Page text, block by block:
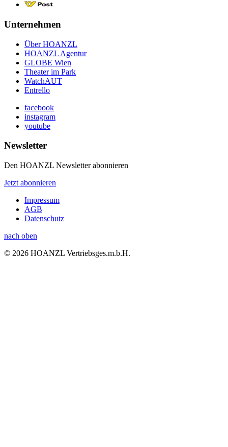
Unternehmen
Über HOANZL
HOANZL Agentur
GLOBE Wien
Theater im Park
WatchAUT
Entrello
facebook
instagram
youtube
Newsletter
Den HOANZL Newsletter abonnieren
Jetzt abonnieren
Impressum
AGB
Datenschutz
nach oben
© 2026 HOANZL Vertriebsges.m.b.H.